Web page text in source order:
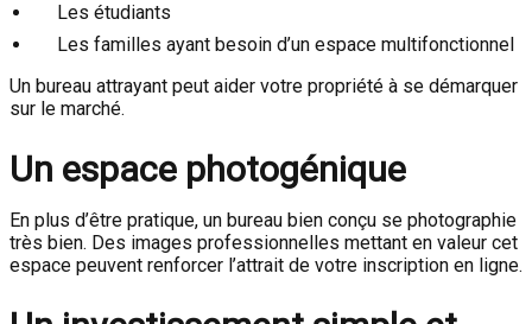
Les étudiants
Les familles ayant besoin d’un espace multifonctionnel
Un bureau attrayant peut aider votre propriété à se démarquer
sur le marché.
Un espace photogénique
En plus d’être pratique, un bureau bien conçu se photographie
très bien. Des images professionnelles mettant en valeur cet
espace peuvent renforcer l’attrait de votre inscription en ligne.